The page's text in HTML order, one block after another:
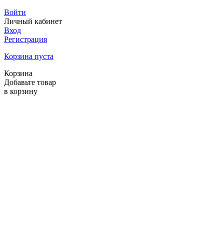
Войти
Личный кабинет
Вход
Регистрация
Корзина пуста
Корзина
Добавьте товар
в корзину